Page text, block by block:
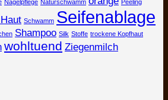
Nagelpflege Naturschwamm Peeling
Schwamm Seifenablage
Shampoo Silk Stoffe trockene Kopfhaut
wohltuend Ziegenmilch